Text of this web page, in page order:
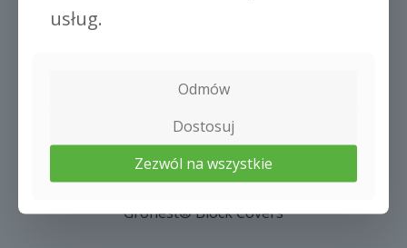
Gronest® Block Covers
usług.
Odmów
Dostosuj
Zezwól na wszystkie